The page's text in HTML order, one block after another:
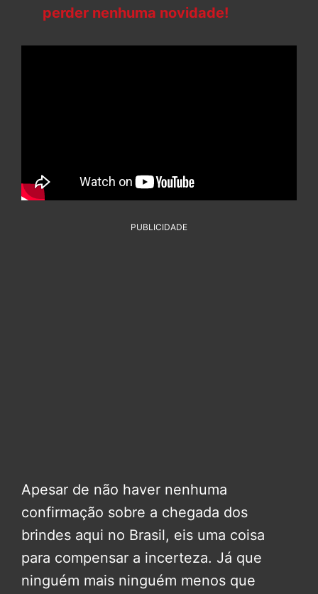
perder nenhuma novidade!
PUBLICIDADE
Apesar de não haver nenhuma
confirmação sobre a chegada dos
brindes aqui no Brasil, eis uma coisa
para compensar a incerteza. Já que
ninguém mais ninguém menos que